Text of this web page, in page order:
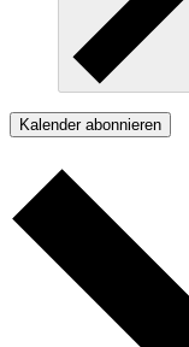
Kalender abonnieren